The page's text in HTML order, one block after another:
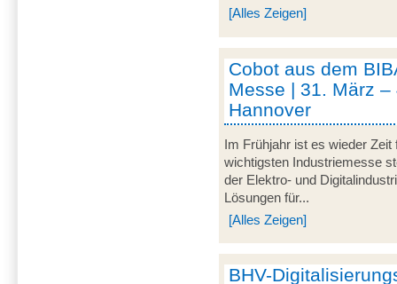
[Alles Zeigen]
Cobot aus dem
Messe | 31. März –
Hannover
Im Frühjahr ist es wieder
wichtigsten Industriemesse
der Elektro- und
Lösungen für...
[Alles Zeigen]
BHV-